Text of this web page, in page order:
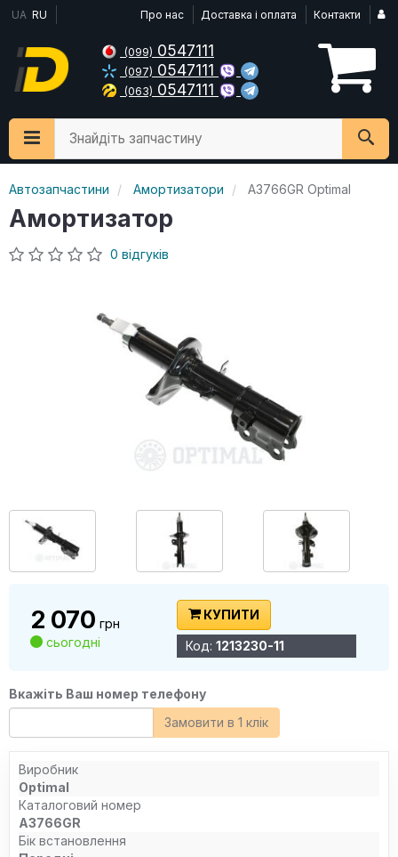
UA RU Про нас Доставка і оплата Контакти
(099) 0547111
(097) 0547111
(063) 0547111
Знайдіть запчастину
Автозапчастини Амортизатори A3766GR Optimal
Амортизатор
0 відгуків
2 070 грн
сьогодні
КУПИТИ
Код: 1213230-11
Вкажіть Ваш номер телефону
Замовити в 1 клік
Виробник
Optimal
Каталоговий номер
A3766GR
Бік встановлення